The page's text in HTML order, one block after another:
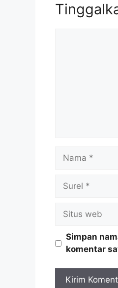
Nama
Surel
Situs
web
Simpan
komentar